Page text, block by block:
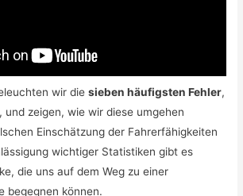
wir diesieben häufigsten Fehler,
zeigen, wie wir diese umgehen
Einschätzung der Fahrerfähigkeiten
wichtiger Statistiken gibt es
die uns auf dem Weg zu einer
begegnen können.